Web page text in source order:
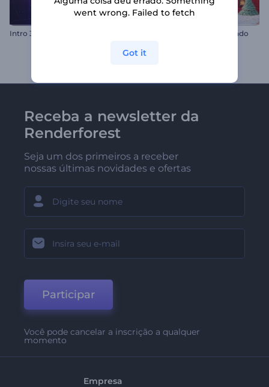
Intro 3D Pixelada Introdução ao Natal Tricotado
Receba a newsletter da
Renderforest
Seja um dos primeiros a receber
nossas últimas novidades e ofertas
Participar
Você pode cancelar a inscrição a qualquer
momento
Empresa
went wrong. Failed to fetch
Got it